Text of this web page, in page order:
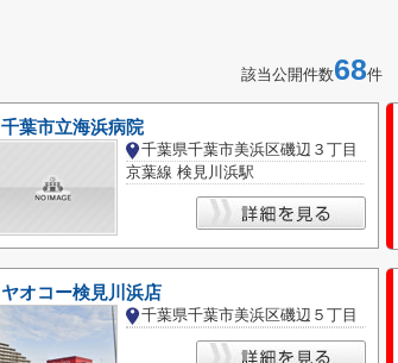
該当公開件数68件
千葉市立海浜病院
千葉県千葉市美浜区磯辺３丁目
京葉線 検見川浜駅
ヤオコー検見川浜店
千葉県千葉市美浜区磯辺５丁目